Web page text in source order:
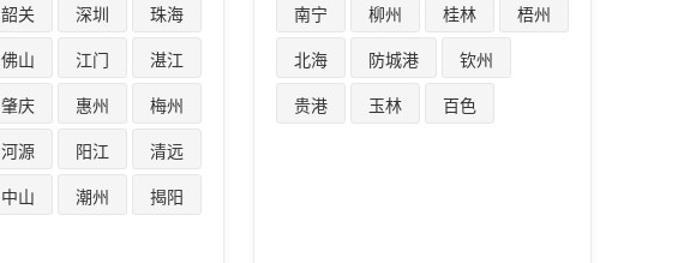
韶关 深圳
珠海
佛山 江门
湛江
肇庆 惠州
梅州
河源 阳江
清远
中山 潮州
揭阳
南宁 柳州 桂林
梧州
北海
防城港
钦州
贵港
玉林 百色